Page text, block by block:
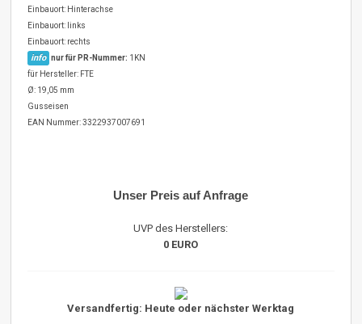
Einbauort: Hinterachse
Einbauort: links
Einbauort: rechts
info nur für PR-Nummer: 1KN
für Hersteller: FTE
Ø: 19,05 mm
Gusseisen
EAN Nummer: 3322937007691
Unser Preis auf Anfrage
UVP des Herstellers:
0 EURO
Versandfertig: Heute oder nächster Werktag